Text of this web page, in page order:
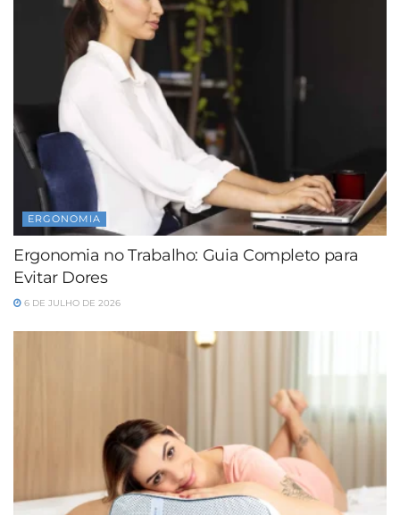
ERGONOMIA
Ergonomia no Trabalho: Guia Completo para
Evitar Dores
6 DE JULHO DE 2026